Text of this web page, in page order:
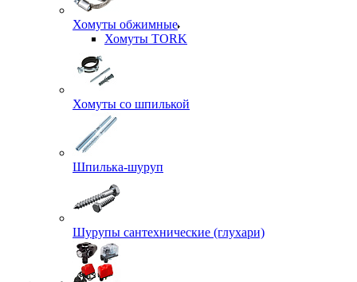
Хомуты обжимные
Хомуты TORK
Хомуты со шпилькой
Шпилька-шуруп
Шурупы сантехнические (глухари)